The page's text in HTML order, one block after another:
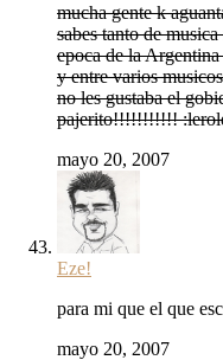
mucha gente k
sabes tanto de
epoca de la
y entre varios
no les gustaba el
pajerito!!!!!!!!!!!
mayo 20, 2007
Eze!
para mi que el que
mayo 20, 2007